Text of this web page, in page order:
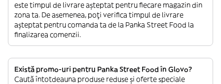
este timpul de livrare așteptat pentru fiecare magazin din
zona ta. De asemenea, poți verifica timpul de livrare
așteptat pentru comanda ta de la Panka Street Food la
finalizarea comenzii.
Există promo-uri pentru Panka Street Food în Glovo?
Caută întotdeauna produse reduse și oferte speciale